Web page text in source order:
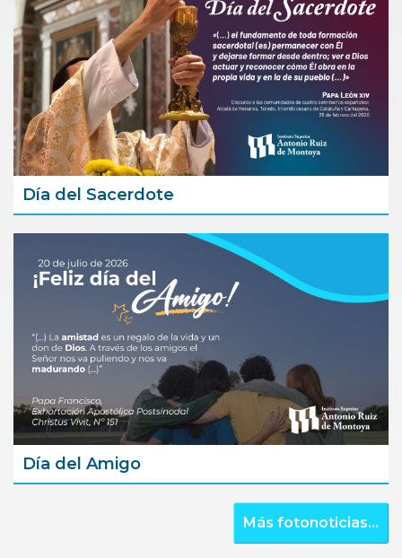
Día del Sacerdote
Día del Amigo
Más fotonoticias...